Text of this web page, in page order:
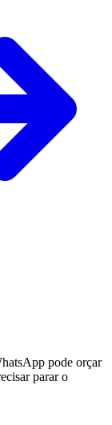
pode orçar
parar o